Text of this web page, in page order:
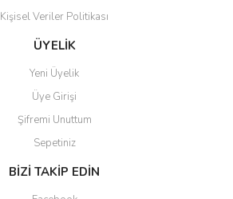
Kişisel Veriler Politikası
ÜYELİK
Yeni Üyelik
Üye Girişi
Şifremi Unuttum
Sepetiniz
BİZİ TAKİP EDİN